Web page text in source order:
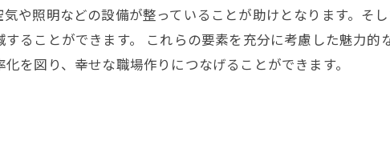
や照明などの設備が整っていることが助けとなります。そ
ることができます。 これらの要素を充分に考慮した魅力的
を図り、幸せな職場作りにつなげることができます。